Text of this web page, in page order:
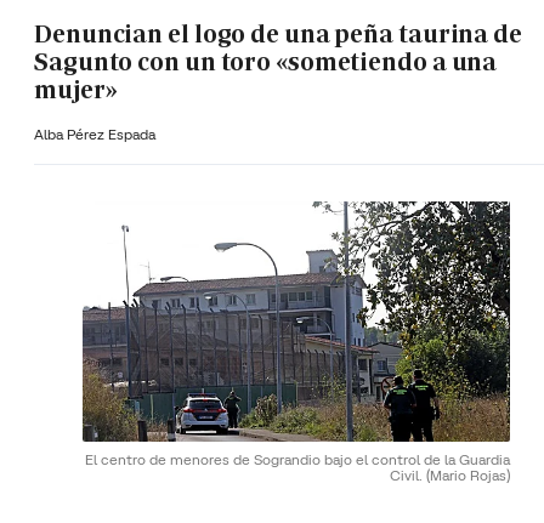
Denuncian el logo de una peña taurina de
Sagunto con un toro «sometiendo a una
mujer»
Alba Pérez Espada
El centro de menores de Sograndio bajo el control de la Guardia
Civil. (Mario Rojas)